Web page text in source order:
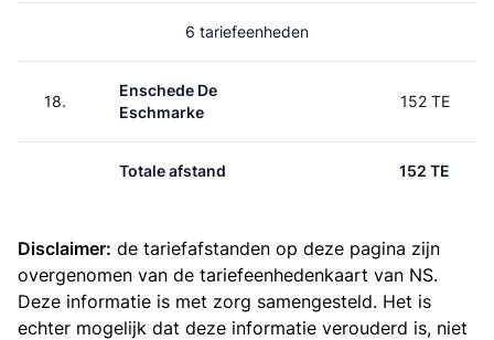
6 tariefeenheden
18.
Enschede De
Eschmarke
152 TE
Totale afstand 152 TE
Disclaimer: de tariefafstanden op deze pagina zijn
overgenomen van de tariefeenhedenkaart van NS.
Deze informatie is met zorg samengesteld. Het is
echter mogelijk dat deze informatie verouderd is, niet